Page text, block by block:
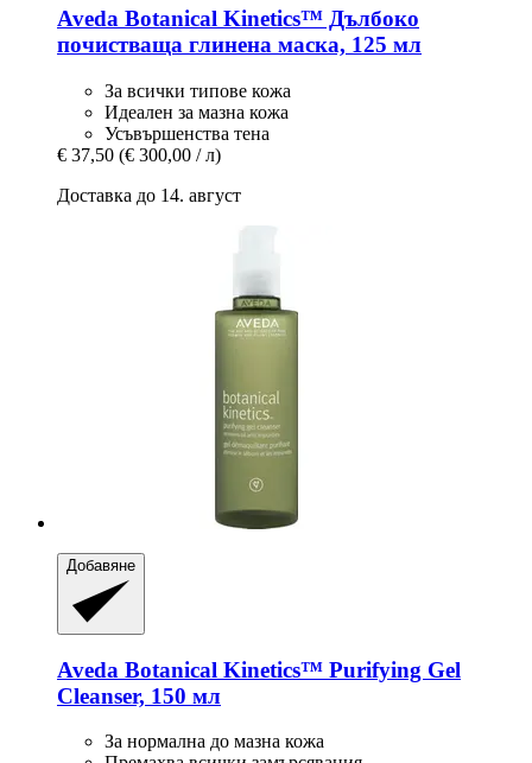
Aveda Botanical Kinetics™ Дълбоко
почистваща глинена маска, 125 мл
За всички типове кожа
Идеален за мазна кожа
Усъвършенства тена
€ 37,50 (€ 300,00 / л)
Доставка до 14. август
Добавяне
Aveda Botanical Kinetics™ Purifying Gel
Cleanser, 150 мл
За нормална до мазна кожа